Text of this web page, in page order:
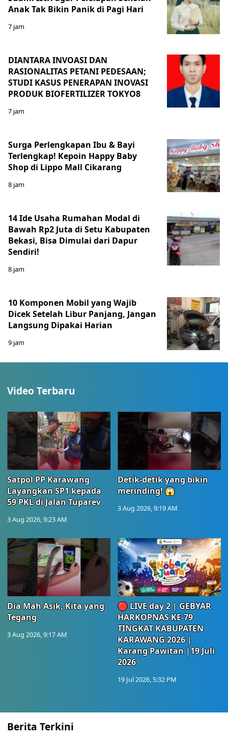
Anak Tak Bikin Panik di Pagi Hari
7 jam
DIANTARA INVOASI DAN
RASIONALITAS PETANI PEDESAAN;
STUDI KASUS PENERAPAN INOVASI
PRODUK BIOFERTILIZER TOKYO8
7 jam
Surga Perlengkapan Ibu & Bayi
Terlengkap! Kepoin Happy Baby
Shop di Lippo Mall Cikarang
8 jam
14 Ide Usaha Rumahan Modal di
Bawah Rp2 Juta di Setu Kabupaten
Bekasi, Bisa Dimulai dari Dapur
Sendiri!
8 jam
10 Komponen Mobil yang Wajib
Dicek Setelah Libur Panjang, Jangan
Langsung Dipakai Harian
9 jam
Video Terbaru
Satpol PP Karawang
Layangkan SP1 kepada
59 PKL di Jalan Tuparev
3 Aug 2026, 9:23 AM
Detik-detik yang bikin
merinding! 😱
3 Aug 2026, 9:19 AM
Dia Mah Asik, Kita yang
Tegang
3 Aug 2026, 9:17 AM
🔴 LIVE day 2 | GEBYAR
HARKOPNAS KE-79
TINGKAT KABUPATEN
KARAWANG 2026 |
Karang Pawitan |19 Juli
2026
19 Jul 2026, 5:32 PM
Berita Terkini